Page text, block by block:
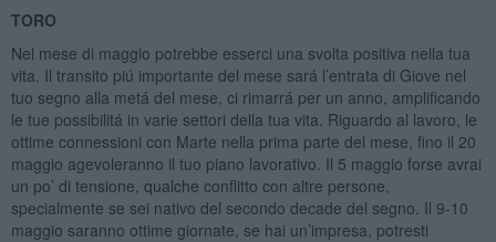
TORO
Nel mese di maggio potrebbe esserci una svolta positiva nella tua
vita. Il transito piú importante del mese sará l’entrata di Giove nel
tuo segno alla metá del mese, ci rimarrá per un anno, amplificando
le tue possibilitá in varie settori della tua vita. Riguardo al lavoro, le
ottime connessioni con Marte nella prima parte del mese, fino il 20
maggio agevoleranno il tuo piano lavorativo. Il 5 maggio forse avrai
un po’ di tensione, qualche conflitto con altre persone,
specialmente se sei nativo del secondo decade del segno. Il 9-10
maggio saranno ottime giornate, se hai un’impresa, potresti